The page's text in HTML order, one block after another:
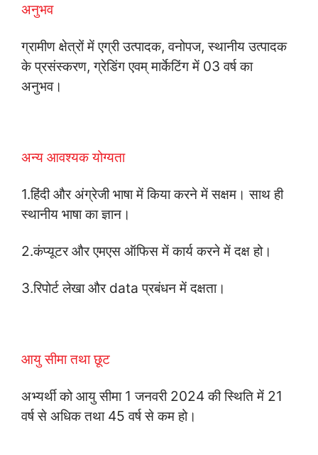
अनुभव
ग्रामीण क्षेत्रों में एग्री उत्पादक, वनोपज, स्थानीय उत्पादक
के प्रसंस्करण, ग्रेडिंग एवम् मार्केटिंग में 03 वर्ष का
अनुभव।
अन्य आवश्यक योग्यता
1.हिंदी और अंग्रेजी भाषा में किया करने में सक्षम। साथ ही
स्थानीय भाषा का ज्ञान।
2.कंप्यूटर और एमएस ऑफिस में कार्य करने में दक्ष हो।
3.रिपोर्ट लेखा और data प्रबंधन में दक्षता।
आयु सीमा तथा छूट
अभ्यर्थी को आयु सीमा 1 जनवरी 2024 की स्थिति में 21
वर्ष से अधिक तथा 45 वर्ष से कम हो।